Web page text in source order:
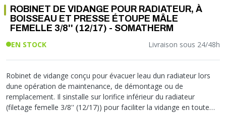
ROBINET
FLEXIBLE
COMPTEUR ET ACCESSOIRE
FILTRATION
LAMPE ET TORCHE
PILES ET ACCUMULATEURS
ROBINET DE VIDANGE POUR RADIATEUR, À
BOISSEAU ET PRESSE ÉTOUPE MÂLE
FEMELLE 3/8'' (12/17) - SOMATHERM
EN STOCK Livraison sous 24/48h
Robinet de vidange conçu pour évacuer leau dun radiateur lors
dune opération de maintenance, de démontage ou de
remplacement. Il sinstalle sur lorifice inférieur du radiateur
(filetage femelle 3/8'' (12/17)) pour faciliter la vidange en toute